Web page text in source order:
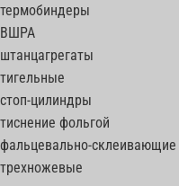
термобиндеры
ВШРА
штанцагрегаты
тигельные
стоп-цилиндры
тиснение фольгой
фальцевально-склеивающие
трехножевые